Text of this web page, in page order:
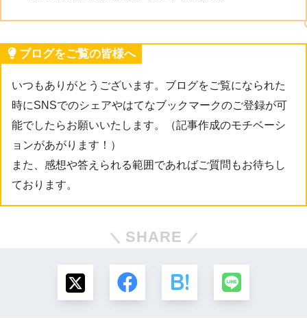
ブログをご覧の皆様へ
いつもありがとうございます。ブログをご覧になられた
時にSNSでのシェアやはてなブックマークのご登録が可
能でしたらお願いいたします。（記事作成のモチベーシ
ョンがあがります！）
また、感想や答えられる範囲であればご質問もお待ちし
ております。
SHARE